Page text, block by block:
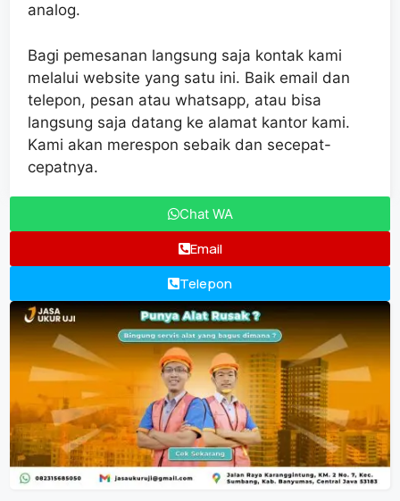
analog.
Bagi pemesanan langsung saja kontak kami
melalui website yang satu ini. Baik email dan
telepon, pesan atau whatsapp, atau bisa
langsung saja datang ke alamat kantor kami.
Kami akan merespon sebaik dan secepat-
cepatnya.
Chat WA
Email
Telepon